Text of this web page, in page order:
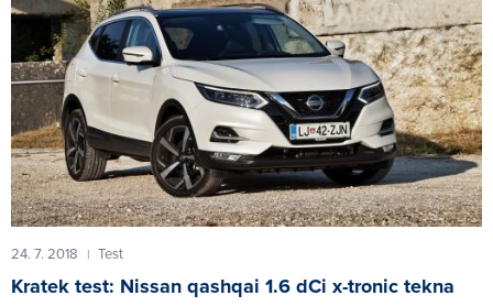
24. 7. 2018 | Test
Kratek test: Nissan qashqai 1.6 dCi x-tronic tekna